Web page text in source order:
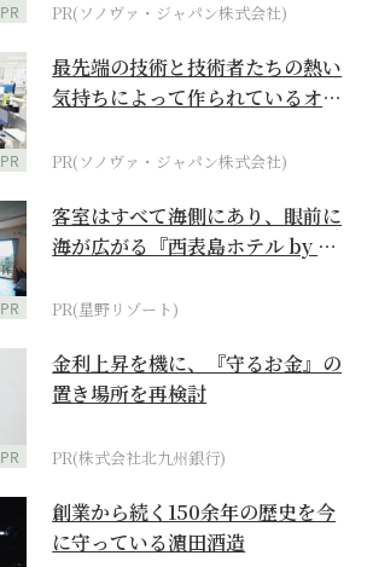
PR PR(ソノヴァ・ジャパン株式会社)
PR
最先端の技術と技術者たちの熱い
気持ちによって作られているオー
PR(ソノヴァ・ジャパン株式会社)
PR
客室はすべて海側にあり、眼前に
海が広がる『西表島ホテル by 星
PR(星野リゾート)
PR
金利上昇を機に、『守るお金』の
置き場所を再検討
PR(株式会社北九州銀行)
創業から続く150余年の歴史を今
に守っている濵田酒造